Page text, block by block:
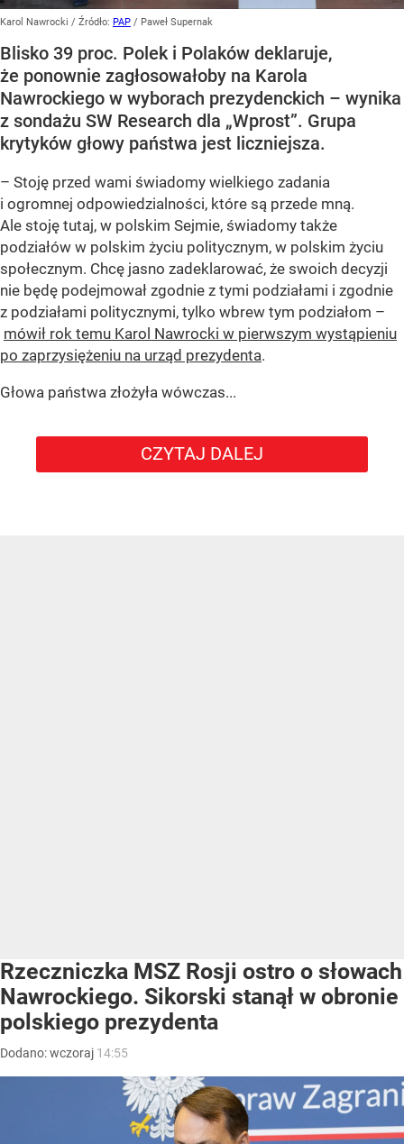
Karol Nawrocki / Źródło: PAP / Paweł Supernak
Blisko 39 proc. Polek i Polaków deklaruje,
że ponownie zagłosowałoby na Karola
Nawrockiego w wyborach prezydenckich – wynika
z sondażu SW Research dla „Wprost”. Grupa
krytyków głowy państwa jest liczniejsza.
– Stoję przed wami świadomy wielkiego zadania
i ogromnej odpowiedzialności, które są przede mną.
Ale stoję tutaj, w polskim Sejmie, świadomy także
podziałów w polskim życiu politycznym, w polskim życiu
społecznym. Chcę jasno zadeklarować, że swoich decyzji
nie będę podejmował zgodnie z tymi podziałami i zgodnie
z podziałami politycznymi, tylko wbrew tym podziałom –
mówił rok temu Karol Nawrocki w pierwszym wystąpieniu
po zaprzysiężeniu na urząd prezydenta.
Głowa państwa złożyła wówczas...
CZYTAJ DALEJ
Rzeczniczka MSZ Rosji ostro o słowach
Nawrockiego. Sikorski stanął w obronie
polskiego prezydenta
Dodano:wczoraj 14:55